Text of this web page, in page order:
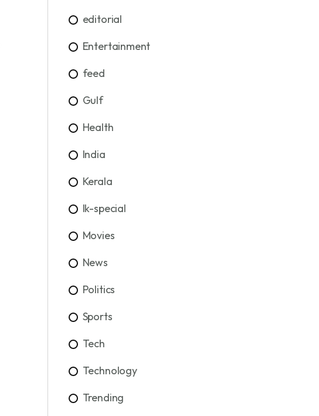
editorial
Entertainment
feed
Gulf
Health
India
Kerala
lk-special
Movies
News
Politics
Sports
Tech
Technology
Trending